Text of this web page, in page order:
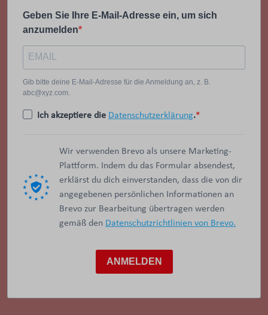
Geben Sie Ihre E-Mail-Adresse ein, um sich
anzumelden
Gib bitte deine E-Mail-Adresse für die Anmeldung an, z. B.
abc@xyz.com.
Ich akzeptiere die Datenschutzerklärung.
Wir verwenden Brevo als unsere Marketing-
Plattform. Indem du das Formular absendest,
erklärst du dich einverstanden, dass die von dir
angegebenen persönlichen Informationen an
Brevo zur Bearbeitung übertragen werden
gemäß den Datenschutzrichtlinien von Brevo.
ANMELDEN